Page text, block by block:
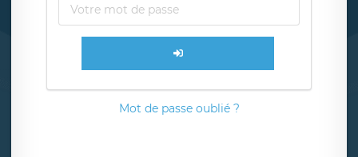
Mot de passe oublié ?